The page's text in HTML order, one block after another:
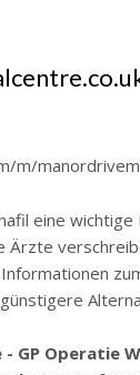
m/
eine
Ärzte
GP Operatie